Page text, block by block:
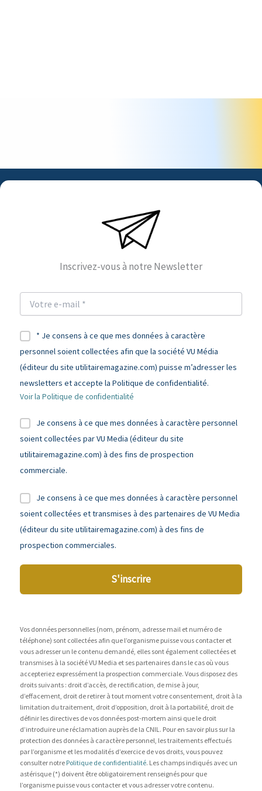
Inscrivez-vous à notre Newsletter
* Je consens à ce que mes données à caractère
personnel soient collectées afin que la société VU Média
(éditeur du site utilitairemagazine.com) puisse m’adresser les
newsletters et accepte la Politique de confidentialité.
Voir la Politique de confidentialité
Je consens à ce que mes données à caractère personnel
soient collectées par VU Media (éditeur du site
utilitairemagazine.com) à des fins de prospection
commerciale.
Je consens à ce que mes données à caractère personnel
soient collectées et transmises à des partenaires de VU Media
(éditeur du site utilitairemagazine.com) à des fins de
prospection commerciales.
S'inscrire
Vos données personnelles (nom, prénom, adresse mail et numéro de
téléphone) sont collectées afin que l’organisme puisse vous contacter et
vous adresser un le contenu demandé, elles sont également collectées et
transmises à la société VU Media et ses partenaires dans le cas où vous
accepteriez expressément la prospection commerciale. Vous disposez des
droits suivants : droit d’accès, de rectification, de mise à jour,
d’effacement, droit de retirer à tout moment votre consentement, droit à la
limitation du traitement, droit d’opposition, droit à la portabilité, droit de
définir les directives de vos données post-mortem ainsi que le droit
d’introduire une réclamation auprès de la CNIL. Pour en savoir plus sur la
protection des données à caractère personnel, les traitements effectués
par l’organisme et les modalités d’exercice de vos droits, vous pouvez
consulter notre Politique de confidentialité. Les champs indiqués avec un
astérisque (*) doivent être obligatoirement renseignés pour que
l’organisme puisse vous contacter et vous adresser votre contenu.